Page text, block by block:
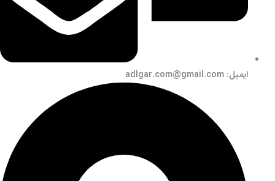
ایمیل: adlgar.com@gmail.com